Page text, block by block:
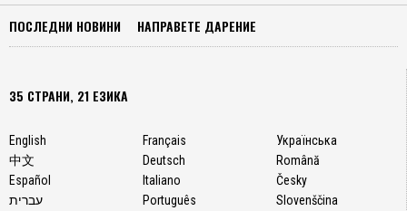
ПОСЛЕДНИ НОВИНИ НАПРАВЕТЕ ДАРЕНИЕ
35 СТРАНИ, 21 ЕЗИКА
English
中文
Español
עברית
Français
Deutsch
Italiano
Português
Українська
Română
Česky
Slovenščina